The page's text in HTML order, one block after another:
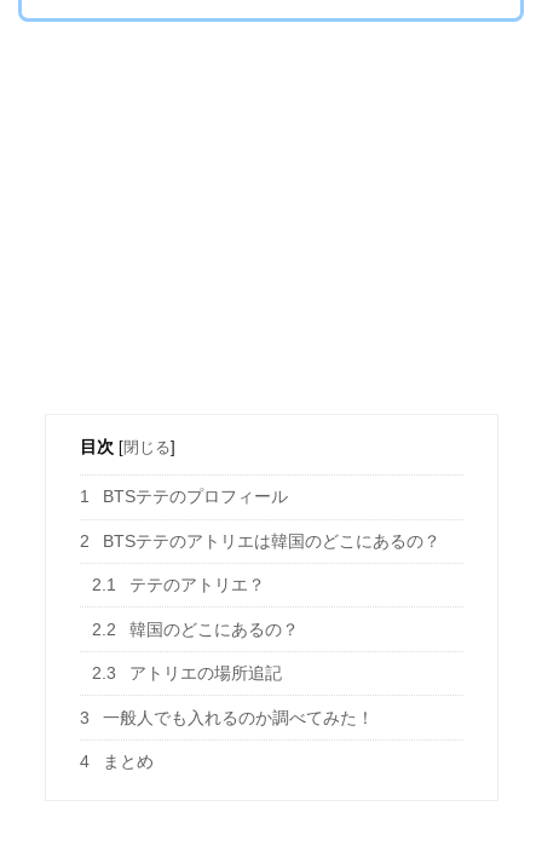
目次 [閉じる]
1 BTSテテのプロフィール
2 BTSテテのアトリエは韓国のどこにあるの？
2.1 テテのアトリエ？
2.2 韓国のどこにあるの？
2.3 アトリエの場所追記
3 一般人でも入れるのか調べてみた！
4 まとめ